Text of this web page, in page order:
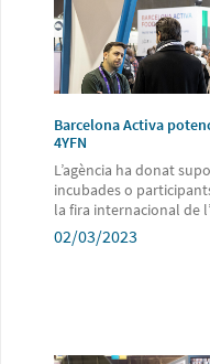
Barcelona Activa
4YFN
L’agència ha donat
incubades o
la fira internacional de
02/03/2023